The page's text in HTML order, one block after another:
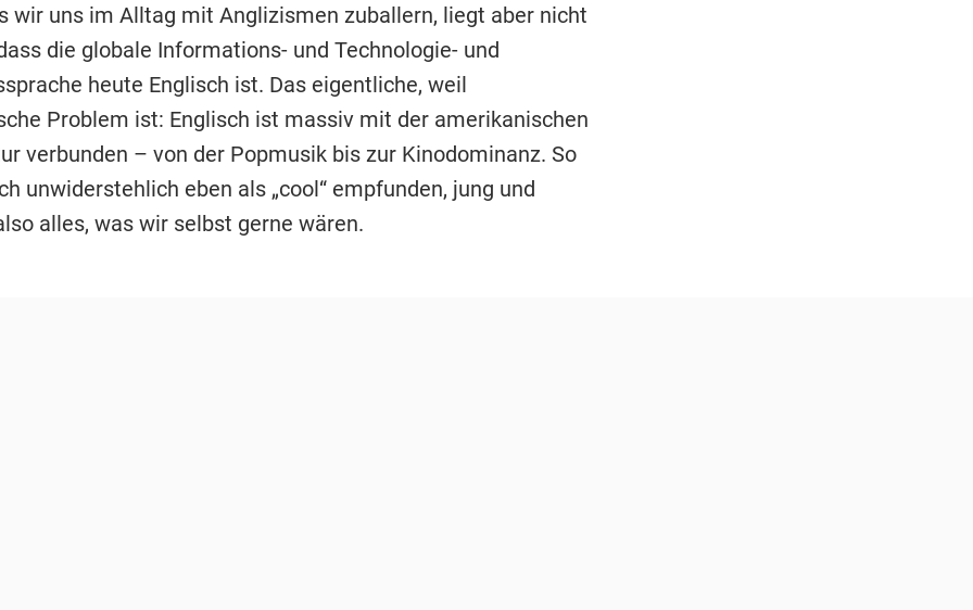
wir uns im Alltag mit Anglizismen zuballern, liegt aber nicht
die globale Informations- und Technologie- und
heute Englisch ist. Das eigentliche, weil
Problem ist: Englisch ist massiv mit der amerikanischen
verbunden – von der Popmusik bis zur Kinodominanz. So
unwiderstehlich eben als „cool“ empfunden, jung und
alles, was wir selbst gerne wären.